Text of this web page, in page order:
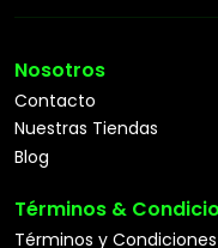
Nosotros
Contacto
Nuestras Tiendas
Blog
Términos &
Términos y Condiciones